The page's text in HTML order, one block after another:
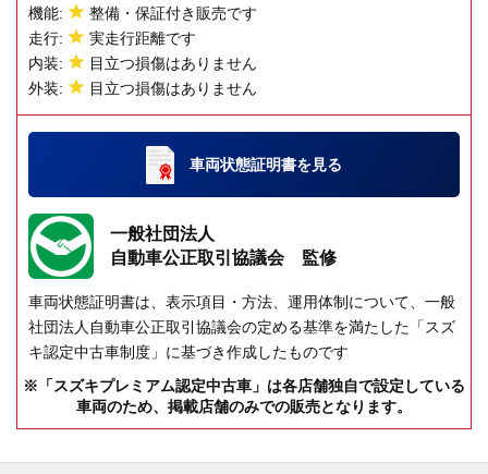
機能:
整備・保証付き販売です
走行:
実走行距離です
内装:
目立つ損傷はありません
外装:
目立つ損傷はありません
車両状態証明書を見る
一般社団法人
自動車公正取引協議会 監修
車両状態証明書は、表示項目・方法、運用体制について、一般
社団法人自動車公正取引協議会の定める基準を満たした「スズ
キ認定中古車制度」に基づき作成したものです
※「スズキプレミアム認定中古車」は各店舗独自で設定している
車両のため、掲載店舗のみでの販売となります。